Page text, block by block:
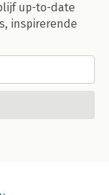
up-to-date
inspirerende